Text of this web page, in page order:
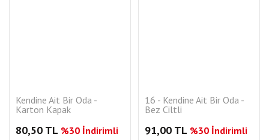
Kendine Ait Bir Oda -
Karton Kapak
80,50 TL %30 İndirimli
16 - Kendine Ait Bir Oda -
Bez Ciltli
91,00 TL %30 İndirimli